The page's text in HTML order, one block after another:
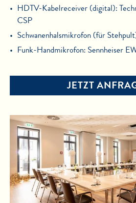
HDTV-Kabelreceiver (digital):
CSP
Schwanenhalsmikrofon (für
Funk-Handmikrofon: Sennheiser
JETZT